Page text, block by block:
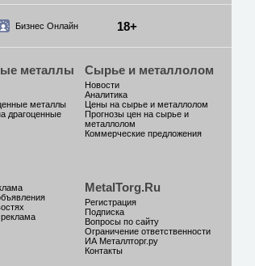
Бизнес Онлайн 18+
металлы
металлы
драгоценные
Сырье и металлолом
Новости
Аналитика
Цены на сырье и металлолом
Прогнозы цен на сырье и
металлолом
Коммерческие предложения
MetalTorg.Ru
Регистрация
Подписка
Вопросы по сайту
Ограничение ответственности
ИА Металлторг.ру
Контакты